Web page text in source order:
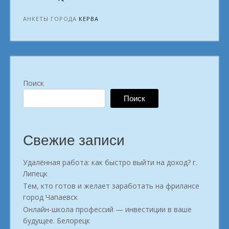
и
зарабатывать
АНКЕТЫ ГОРОДА КЕРВА
Поиск
Поиск
Свежие записи
Удалённая работа: как быстро выйти на доход? г.
Липецк
Тем, кто готов и желает заработать на фрилансе
город Чапаевск
Онлайн-школа профессий — инвестиции в ваше
будущее. Белорецк